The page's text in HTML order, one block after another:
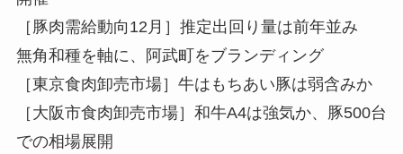
［豚肉需給動向12月］推定出回り量は前年並み
無角和種を軸に、阿武町をブランディング
［東京食肉卸売市場］牛はもちあい豚は弱含みか
［大阪市食肉卸売市場］和牛A4は強気か、豚500台
での相場展開